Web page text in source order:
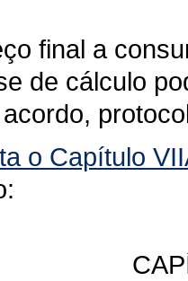
final a
de cálculo
o Capítulo